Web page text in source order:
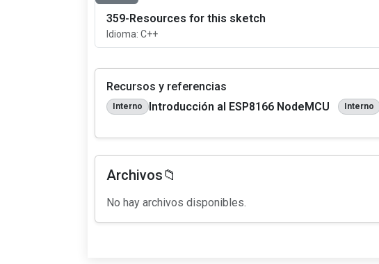
359-Resources for this sketch
Idioma: C++
Recursos y referencias
Interno Introducción al ESP8166 NodeMCU Interno
Archivos📁
No hay archivos disponibles.